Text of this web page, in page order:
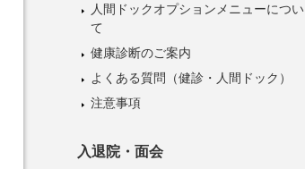
人間ドックオプションメニューについ
て
健康診断のご案内
よくある質問（健診・人間ドック）
注意事項
入退院・面会